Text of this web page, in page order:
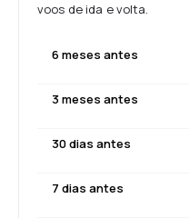
voos de ida e volta.
6 meses antes
3 meses antes
30 dias antes
7 dias antes